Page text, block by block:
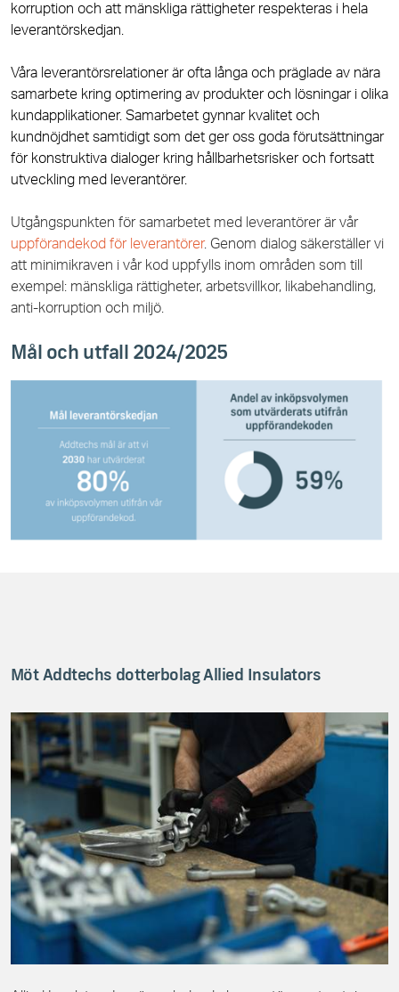
korruption och att mänskliga rättigheter respekteras i hela
leverantörskedjan.
Våra leverantörsrelationer är ofta långa och präglade av nära
samarbete kring optimering av produkter och lösningar i olika
kundapplikationer. Samarbetet gynnar kvalitet och
kundnöjdhet samtidigt som det ger oss goda förutsättningar
för konstruktiva dialoger kring hållbarhetsrisker och fortsatt
utveckling med leverantörer.
Utgångspunkten för samarbetet med leverantörer är vår
uppförandekod för leverantörer. Genom dialog säkerställer vi
att minimikraven i vår kod uppfylls inom områden som till
exempel: mänskliga rättigheter, arbetsvillkor, likabehandling,
anti-korruption och miljö.
Mål och utfall 2024/2025
Möt Addtechs dotterbolag Allied Insulators